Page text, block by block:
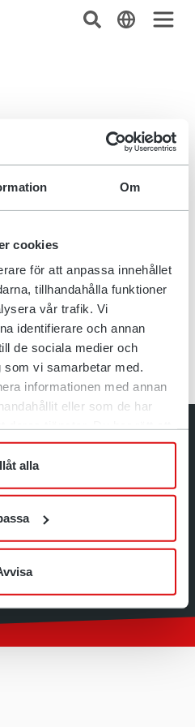
Om
cookies
för att anpassa innehållet
tillhandahålla funktioner
vår trafik. Vi
identifierare och annan
de sociala medier och
vi samarbetar med.
informationen med annan
eller som de har
lämnade samtycke.
alla
Bezpłatna infolinia: +48 77 45 14 280
E-mail:biuro@utech.pl